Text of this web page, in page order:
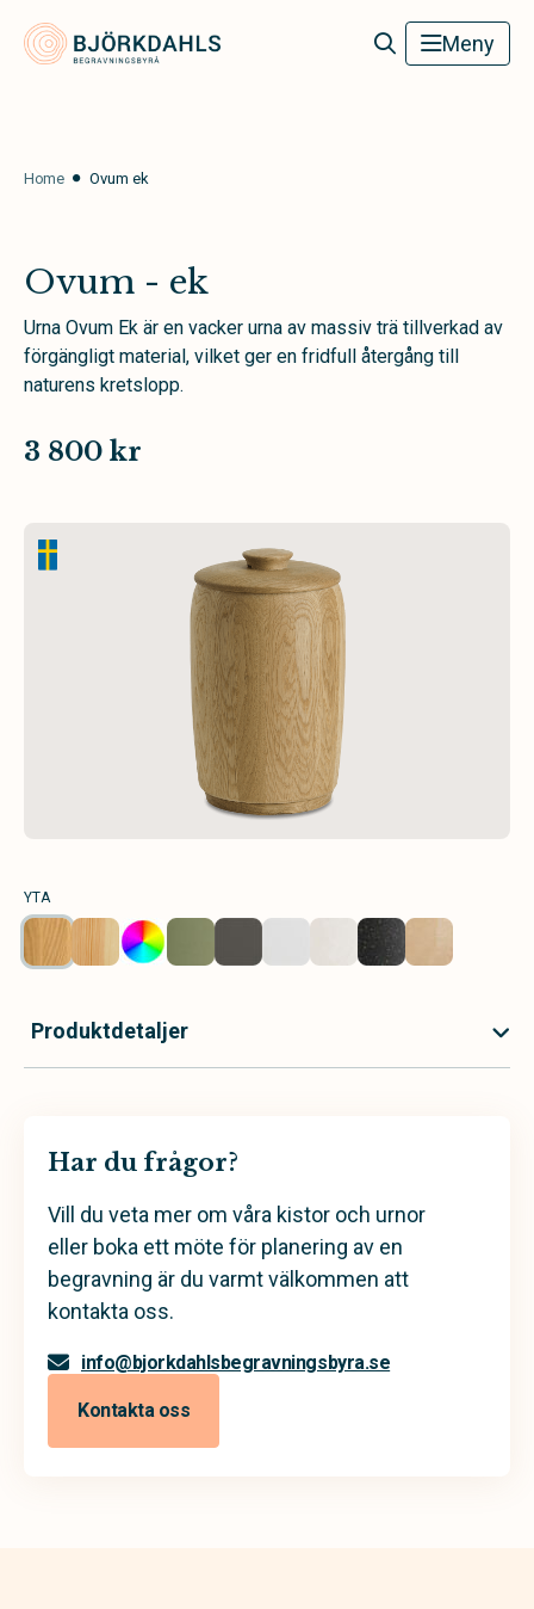
Björkdahls Begravningsbyrå Meny
Home Ovum ek
Ovum - ek
Urna Ovum Ek är en vacker urna av massiv trä tillverkad av
förgängligt material, vilket ger en fridfull återgång till
naturens kretslopp.
3 800 kr
YTA
Produktdetaljer
Har du frågor?
Vill du veta mer om våra kistor och urnor
eller boka ett möte för planering av en
begravning är du varmt välkommen att
kontakta oss.
info@bjorkdahlsbegravningsbyra.se
Kontakta oss